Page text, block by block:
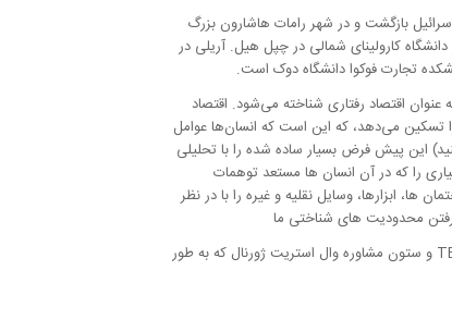
به اسرائیل بازگشت و در شهر رامات هاشارون بزرگ
لیسانس خود را در رشته روانشناسی در سال 1971 از دانشگاه تل آویو و دکترای خود را دریافت کرد. در روانشناسی شناختی در سال 1991 از دانشگاه کارولینای شمالی در چپل هیل. آریلی در
اقتصاد رفتاری شناخته می‌شود. اقتصاد
تسکین می‌دهد، که این است که انسان‌ها عوامل
این پیش فرض بسیار ساده شده را با تحلیلی
را که در آن انسان ها مستعد توهمات
ابزارها، وسایل نقلیه و غیره را با در نظر
محدودیت های شناختی ما
وال استریت ژورنال که به طور